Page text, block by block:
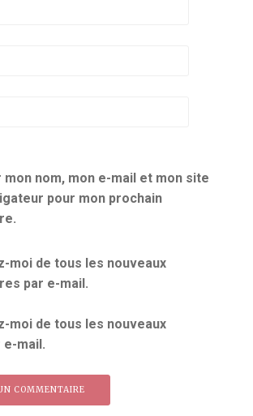
nom, mon e-mail et mon site
pour mon prochain
moi de tous les nouveaux
par e-mail.
moi de tous les nouveaux
mail.